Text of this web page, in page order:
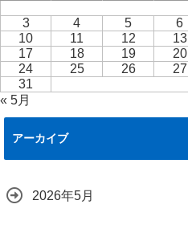
3
4 5 6
10
11 12 13
17
18 19 20
24
25 26 27
31
« 5月
アーカイブ
2026年5月